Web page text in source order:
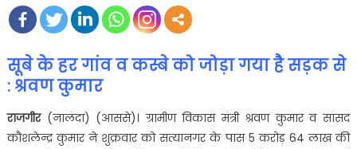
सूबे के हर गांव व कस्बे को जोड़ा गया है सड़क से
: श्रवण कुमार
राजगीर(नालंदा) (आससे)। ग्रामीण विकास मंत्री श्रवण कुमार व सांसद
कौशलेन्द्र कुमार ने शुक्रवार को सत्यानगर के पास 5 करोड़ 64 लाख की